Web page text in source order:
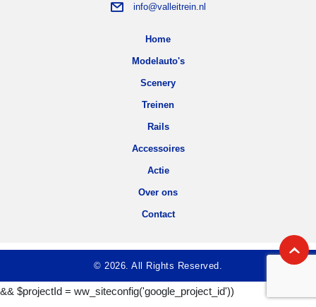
info@valleitrein.nl
Home
Modelauto's
Scenery
Treinen
Rails
Accessoires
Actie
Over ons
Contact
© 2026. All Rights Reserved.
&& $projectId = ww_siteconfig('google_project_id'))